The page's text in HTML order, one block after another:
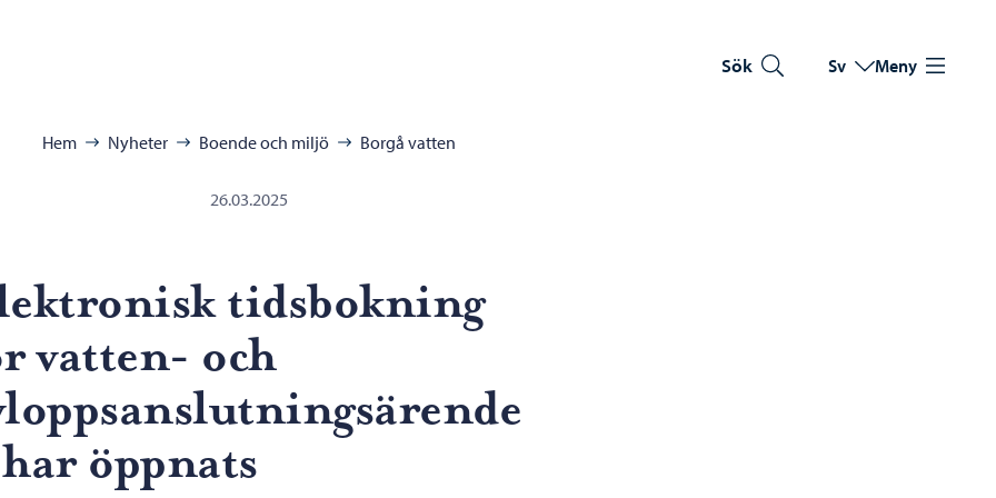
Sök Byt språk
Nuvarande språk:
Sv Meny
Hem Nyheter Boende och miljö Borgå vatten
26.03.2025
tidsbokning
vatten- och
öppnats